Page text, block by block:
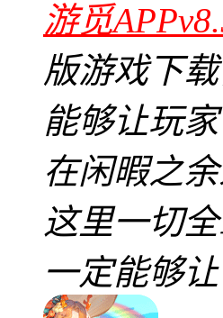
游觅
版游戏下
能够让玩
在闲暇之
这里一切
一定能够